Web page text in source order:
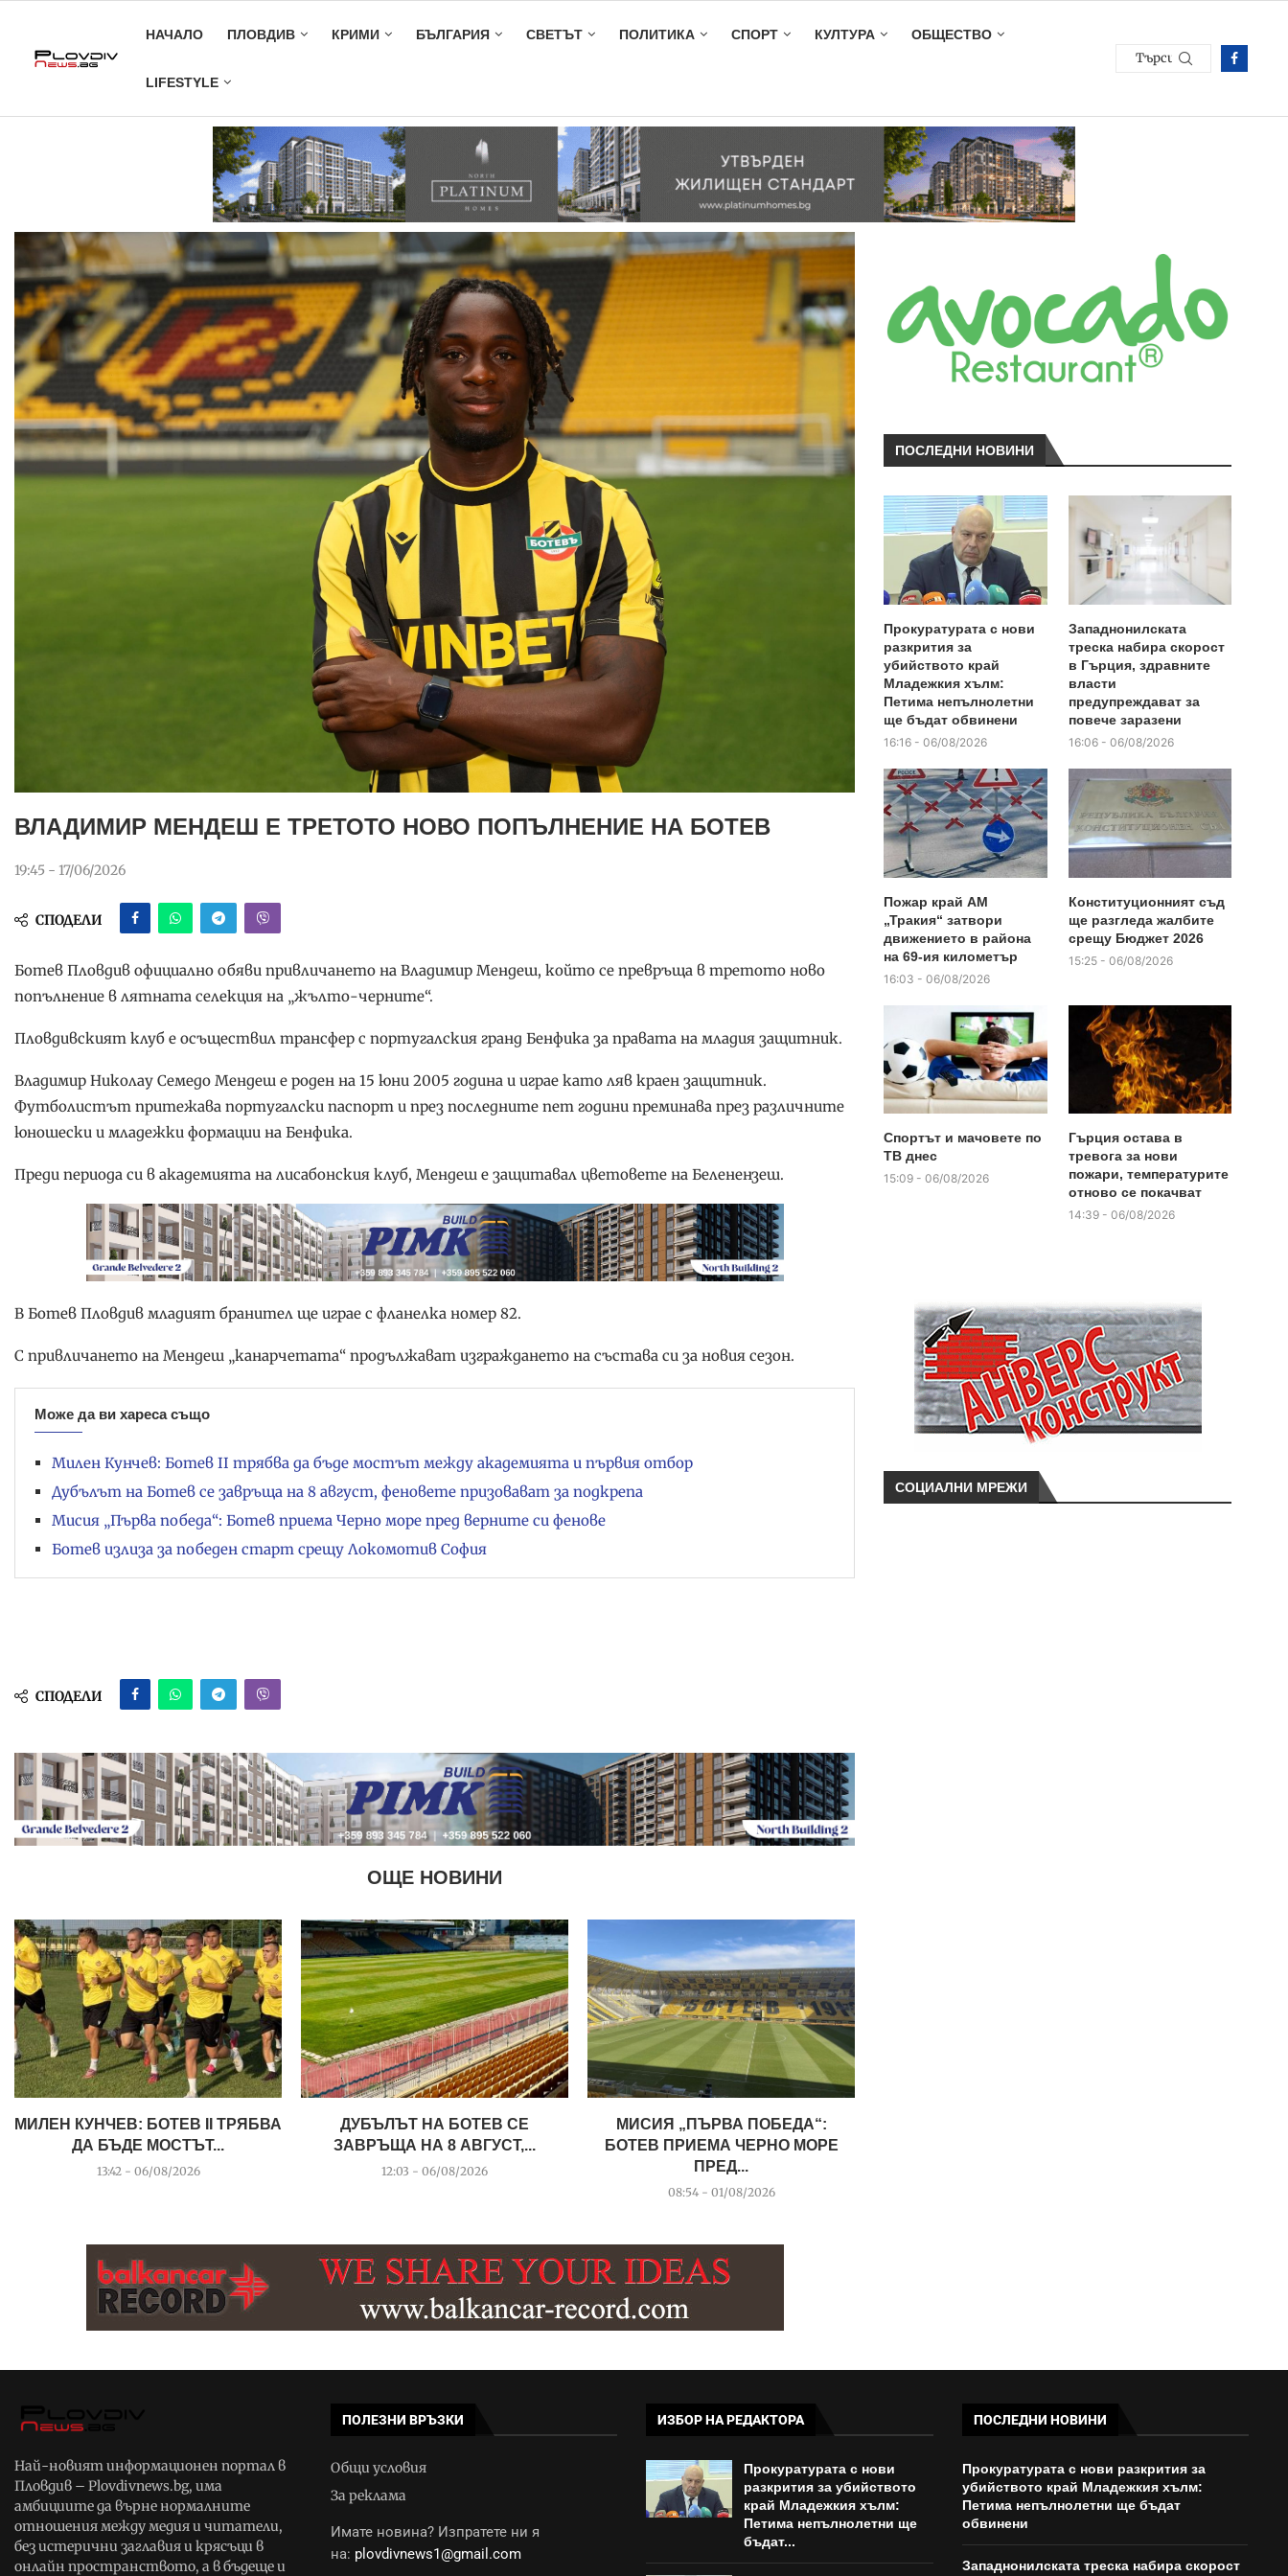
НАЧАЛО ПЛОВДИВ КРИМИ БЪЛГАРИЯ СВЕТЪТ ПОЛИТИКА СПОРТ КУЛТУРА ОБЩЕСТВО
LIFESTYLE
ВЛАДИМИР МЕНДЕШ Е ТРЕТОТО НОВО ПОПЪЛНЕНИЕ НА БОТЕВ
19:45 - 17/06/2026
СПОДЕЛИ
Ботев Пловдив официално обяви привличането на Владимир Мендеш, който се превръща в третото ново
попълнение в лятната селекция на „жълто-черните“.
Пловдивският клуб е осъществил трансфер с португалския гранд Бенфика за правата на младия защитник.
Владимир Николау Семедо Мендеш е роден на 15 юни 2005 година и играе като ляв краен защитник.
Футболистът притежава португалски паспорт и през последните пет години преминава през различните
юношески и младежки формации на Бенфика.
Преди периода си в академията на лисабонския клуб, Мендеш е защитавал цветовете на Беленензеш.
В Ботев Пловдив младият бранител ще играе с фланелка номер 82.
С привличането на Мендеш „канарчетата“ продължават изграждането на състава си за новия сезон.
Може да ви хареса също
Милен Кунчев: Ботев II трябва да бъде мостът между академията и първия отбор
Дубълът на Ботев се завръща на 8 август, феновете призовават за подкрепа
Мисия „Първа победа“: Ботев приема Черно море пред верните си фенове
Ботев излиза за победен старт срещу Локомотив София
СПОДЕЛИ
ОЩЕ НОВИНИ
МИЛЕН КУНЧЕВ: БОТЕВ II ТРЯБВА
ДА БЪДЕ МОСТЪТ...
13:42 - 06/08/2026
ДУБЪЛЪТ НА БОТЕВ СЕ
ЗАВРЪЩА НА 8 АВГУСТ,...
12:03 - 06/08/2026
МИСИЯ „ПЪРВА ПОБЕДА“:
БОТЕВ ПРИЕМА ЧЕРНО МОРЕ
ПРЕД...
08:54 - 01/08/2026
ПОСЛЕДНИ НОВИНИ
Прокуратурата с нови
разкрития за
убийството край
Младежкия хълм:
Петима непълнолетни
ще бъдат обвинени
16:16 - 06/08/2026
Западнонилската
треска набира скорост
в Гърция, здравните
власти
предупреждават за
повече заразени
16:06 - 06/08/2026
Пожар край АМ
„Тракия“ затвори
движението в района
на 69-ия километър
16:03 - 06/08/2026
Конституционният съд
ще разгледа жалбите
срещу Бюджет 2026
15:25 - 06/08/2026
Спортът и мачовете по
ТВ днес
15:09 - 06/08/2026
Гърция остава в
тревога за нови
пожари, температурите
отново се покачват
14:39 - 06/08/2026
СОЦИАЛНИ МРЕЖИ
Най-новият информационен портал в
Пловдив – Plovdivnews.bg, има
амбициите да върне нормалните
отношения между медия и читатели,
без истерични заглавия и крясъци в
онлайн пространството, а в бъдеще и
ПОЛЕЗНИ ВРЪЗКИ
Общи условия
За реклама
Имате новина? Изпратете ни я
на: plovdivnews1@gmail.com
ИЗБОР НА РЕДАКТОРА
Прокуратурата с нови
разкрития за убийството
край Младежкия хълм:
Петима непълнолетни ще
бъдат...
ПОСЛЕДНИ НОВИНИ
Прокуратурата с нови разкрития за
убийството край Младежкия хълм:
Петима непълнолетни ще бъдат
обвинени
Западнонилската треска набира скорост